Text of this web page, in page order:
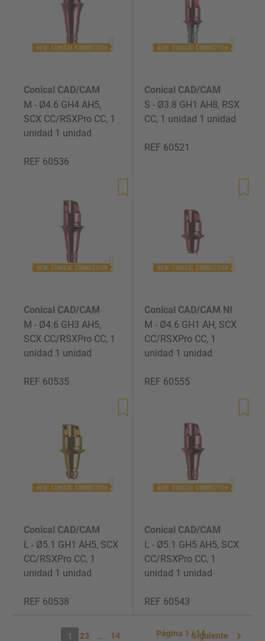
Conical CAD/CAM
M - Ø4.6 GH4 AH5,
SCX CC/RSXPro CC, 1
unidad 1 unidad
REF 60536
Precio
Conical CAD/CAM
S - Ø3.8 GH1 AH8, RSX
CC, 1 unidad 1 unidad
REF 60521
Conical CAD/CAM
M - Ø4.6 GH3 AH5,
SCX CC/RSXPro CC, 1
unidad 1 unidad
REF 60535
Precio
Conical CAD/CAM NI
M - Ø4.6 GH1 AH, SCX
CC/RSXPro CC, 1
unidad 1 unidad
REF 60555
Precio
Conical CAD/CAM
L - Ø5.1 GH1 AH5, SCX
CC/RSXPro CC, 1
unidad 1 unidad
REF 60538
Precio
Conical CAD/CAM
L - Ø5.1 GH5 AH5, SCX
CC/RSXPro CC, 1
unidad 1 unidad
REF 60543
Precio
1 23 … 14 Página 1 / 14Siguiente